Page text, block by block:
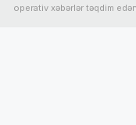
operativ xəbərlər təqdim